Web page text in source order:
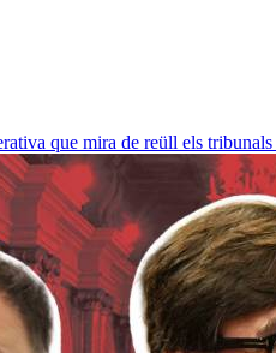
que mira de reüll els tribunals